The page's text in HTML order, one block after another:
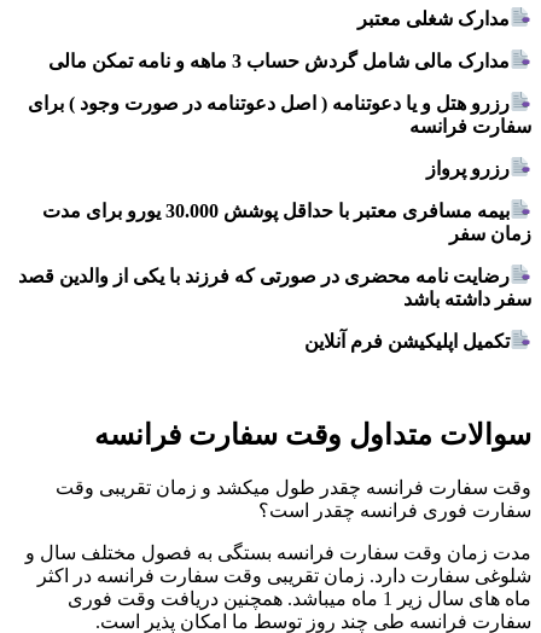
مدارک شغلی معتبر
مدارک مالی شامل گردش حساب 3 ماهه و نامه تمکن مالی
رزرو هتل و یا دعوتنامه ( اصل دعوتنامه در صورت وجود ) برای
سفارت فرانسه
رزرو پرواز
بیمه مسافری معتبر با حداقل پوشش 30.000 یورو برای مدت
زمان سفر
رضایت نامه محضری در صورتی که فرزند با یکی از والدین قصد
سفر داشته باشد
تکمیل اپلیکیشن فرم آنلاین
سوالات متداول وقت سفارت فرانسه
وقت سفارت فرانسه چقدر طول میکشد و زمان تقریبی وقت
سفارت فوری فرانسه چقدر است؟
مدت زمان وقت سفارت فرانسه بستگی به فصول مختلف سال و
شلوغی سفارت دارد. زمان تقریبی وقت سفارت فرانسه در اکثر
ماه های سال زیر 1 ماه میباشد. همچنین دریافت وقت فوری
سفارت فرانسه طی چند روز توسط ما امکان پذیر است.